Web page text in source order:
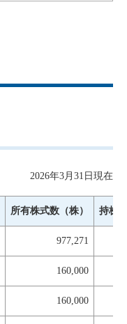
2026年3月31日現在
所有株式数（株） 持株
977,271
160,000
160,000